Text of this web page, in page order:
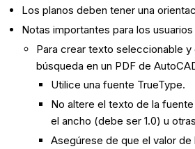
Los planos deben tener una
Notas importantes para los
Para crear texto seleccionable
búsqueda en un PDF de
Utilice una fuente TrueType.
No altere el texto de la
el ancho (debe ser 1.0) u
Asegúrese de que el valor